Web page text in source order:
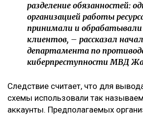
разделение обязанностей:
организацией работы
принимали и обрабатывали
клиентов, – рассказал
департамента по
киберпреступности МВД
Следствие считает, что для
схемы использовали так
аккаунты. Предполагаемых